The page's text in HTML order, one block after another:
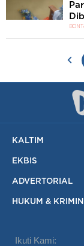
KALTIM
EKBIS
ADVERTORIAL
HUKUM &
Ikuti Kami: